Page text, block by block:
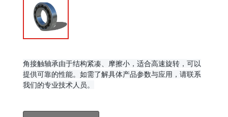
角接触轴承由于结构紧凑、摩擦小，适合高速旋转，可以
提供可靠的性能。 如需了解具体产品参数与应用，请联系
我们的专业技术人员。